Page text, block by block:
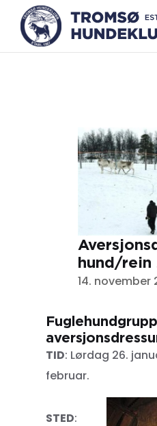
hund/rein
14. november
TID: Lørdag 26.
februar.
STED: